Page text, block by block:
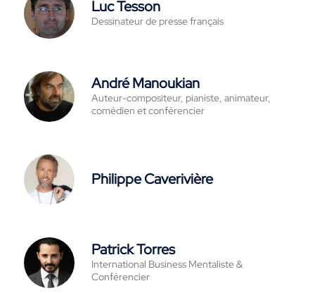
Luc Tesson
Dessinateur de presse français
André Manoukian
Auteur-compositeur, pianiste, animateur,
comédien et conférencier
Philippe Caverivière
Patrick Torres
International Business Mentaliste &
Conférencier